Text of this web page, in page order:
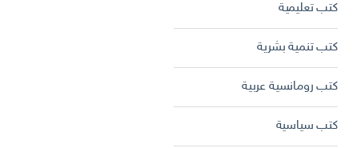
كتب تعليمية
كتب تنمية بشرية
كتب رومانسية عربية
كتب سياسية